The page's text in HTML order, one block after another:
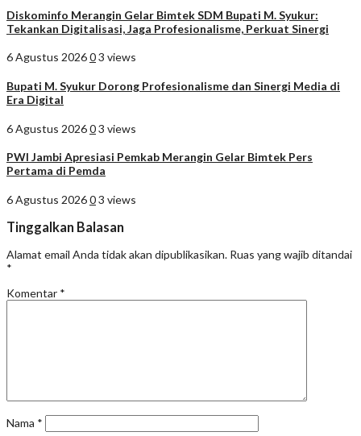
Diskominfo Merangin Gelar Bimtek SDM Bupati M. Syukur:
Tekankan Digitalisasi, Jaga Profesionalisme, Perkuat Sinergi
6 Agustus 202603 views
Bupati M. Syukur Dorong Profesionalisme dan Sinergi Media di
Era Digital
6 Agustus 202603 views
PWI Jambi Apresiasi Pemkab Merangin Gelar Bimtek Pers
Pertama di Pemda
6 Agustus 202603 views
Tinggalkan Balasan
Alamat email Anda tidak akan dipublikasikan. Ruas yang wajib ditandai
*
Komentar *
Nama *